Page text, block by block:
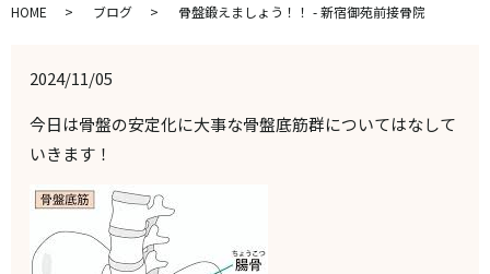
HOME ブログ 骨盤鍛えましょう！！ - 新宿御苑前接骨院
2024/11/05
今日は骨盤の安定化に大事な骨盤底筋群についてはなして
いきます！